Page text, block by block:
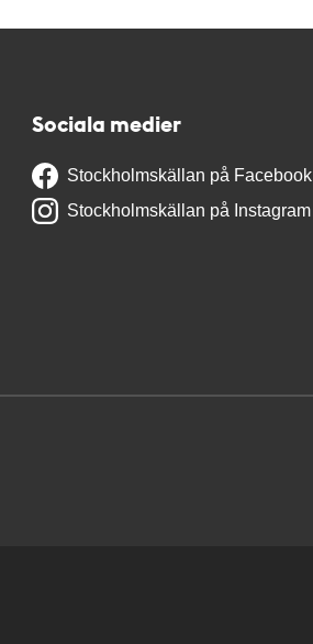
Sociala medier
Stockholmskällan på Facebook
Stockholmskällan på Instagram